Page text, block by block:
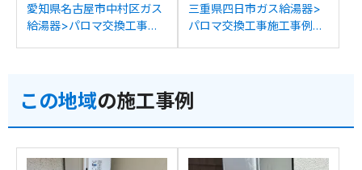
愛知県名古屋市中村区ガス
給湯器>パロマ交換工事施
三重県四日市ガス給湯器>
パロマ交換工事施工事例：
この地域の施工事例